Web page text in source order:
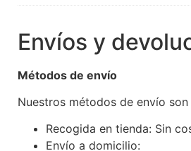
Envíos y
Métodos de envío
Nuestros métodos de envío
Recogida en tienda: Sin
Envío a domicilio: